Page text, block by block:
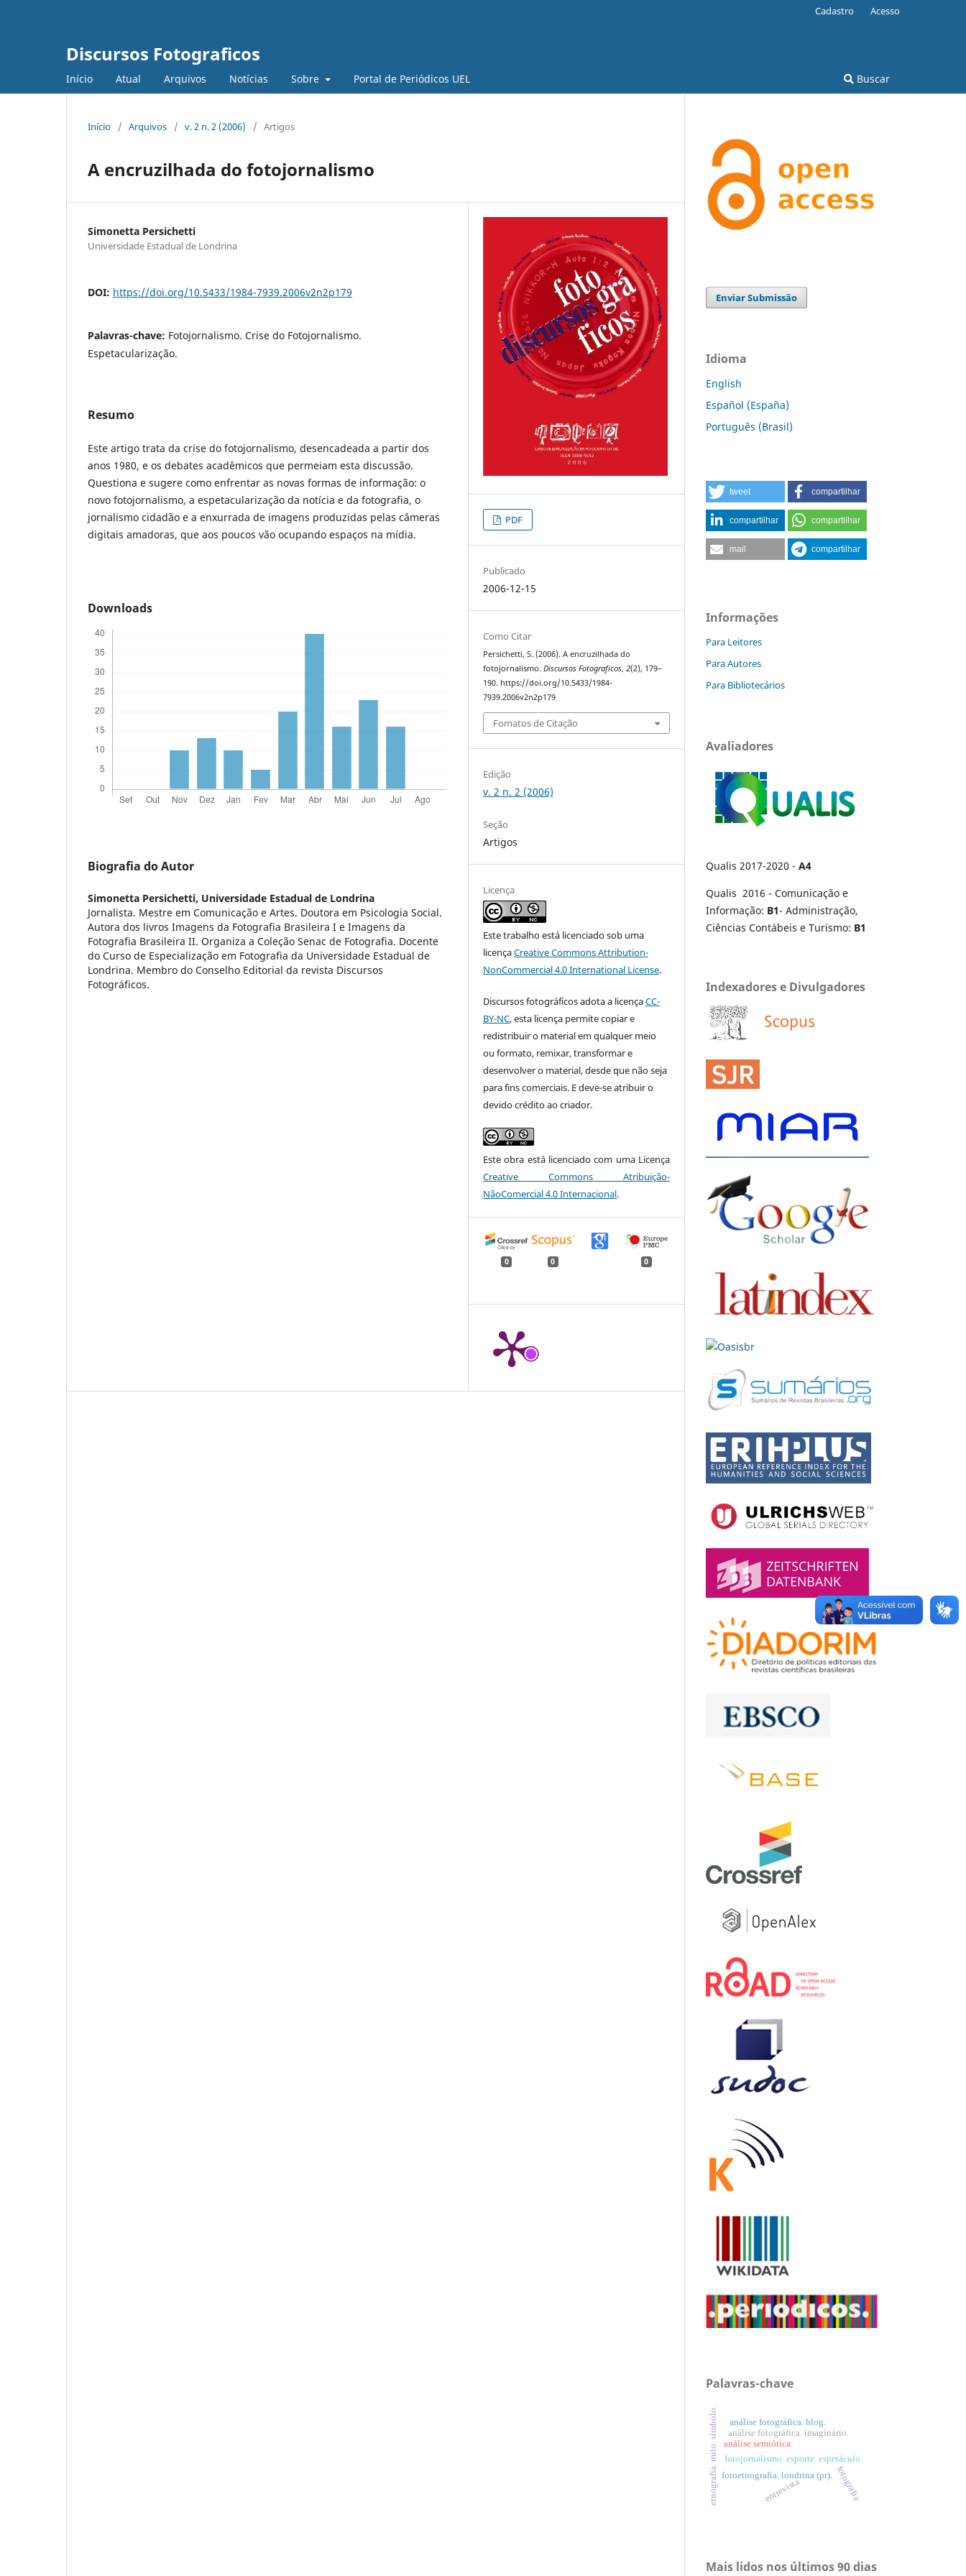
Discursos Fotograficos
Início Atual Arquivos Notícias Sobre Portal de Periódicos UEL Buscar
Cadastro Acesso
Início / Arquivos / v. 2 n. 2 (2006) / Artigos
A encruzilhada do fotojornalismo
Simonetta Persichetti
Universidade Estadual de Londrina
DOI: https://doi.org/10.5433/1984-7939.2006v2n2p179
Palavras-chave: Fotojornalismo. Crise do Fotojornalismo.
Espetacularização.
Resumo
Este artigo trata da crise do fotojornalismo, desencadeada a partir dos
anos 1980, e os debates acadêmicos que permeiam esta discussão.
Questiona e sugere como enfrentar as novas formas de informação: o
novo fotojornalismo, a espetacularização da notícia e da fotografia, o
jornalismo cidadão e a enxurrada de imagens produzidas pelas câmeras
digitais amadoras, que aos poucos vão ocupando espaços na mídia.
Downloads
Biografia do Autor
Simonetta Persichetti, Universidade Estadual de Londrina
Jornalista. Mestre em Comunicação e Artes. Doutora em Psicologia Social.
Autora dos livros Imagens da Fotografia Brasileira I e Imagens da
Fotografia Brasileira II. Organiza a Coleção Senac de Fotografia. Docente
do Curso de Especialização em Fotografia da Universidade Estadual de
Londrina. Membro do Conselho Editorial da revista Discursos
Fotográficos.
PDF
Publicado
2006-12-15
Como Citar
Persichetti, S. (2006). A encruzilhada do
fotojornalismo.Discursos Fotograficos,2(2), 179–
190. https://doi.org/10.5433/1984-
7939.2006v2n2p179
Fomatos de Citação
Edição
v. 2 n. 2 (2006)
Seção
Artigos
Licença
Este trabalho está licenciado sob uma
licençaCreative Commons Attribution-
NonCommercial 4.0 International License.
Discursos fotográficos adota a licençaCC-
BY-NC, esta licença permite copiar e
redistribuir o material em qualquer meio
ou formato, remixar, transformar e
desenvolver o material, desde que não seja
para fins comerciais. E deve-se atribuir o
devido crédito ao criador.
Este obra está licenciado com uma Licença
Creative Commons Atribuição-
NãoComercial 4.0 Internacional.
0 0 0
Enviar Submissão
Idioma
English
Español (España)
Português (Brasil)
tweet compartilhar
compartilhar compartilhar
mail compartilhar
Informações
Para Leitores
Para Autores
Para Bibliotecários
Avaliadores
Qualis 2017-2020 - A4
Qualis 2016 - Comunicação e
Informação: B1- Administração,
Ciências Contábeis e Turismo: B1
Indexadores e Divulgadores
Palavras-chave
análise semiótica.
fotojornalismo. esporte. espetáculo.
etnografia. mito. símbolo. análise fotográfica. imaginário.
fotoetnografia. londrina (pr).
análise fotográfica. blog.
entrevista fotografia
Mais lidos nos últimos 90 dias